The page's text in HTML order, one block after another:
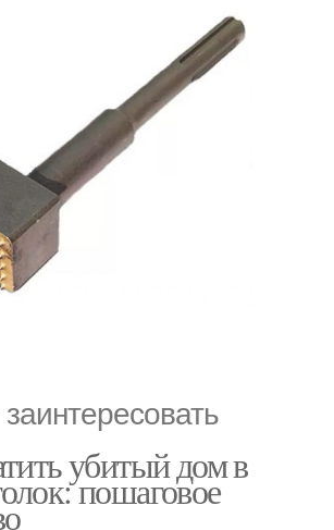
убитый дом в
пошаговое